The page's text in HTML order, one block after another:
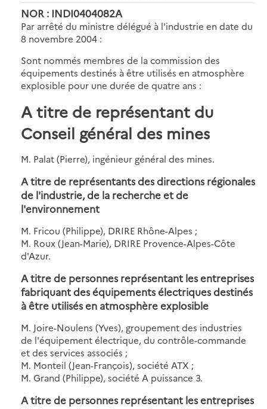
NOR : INDI0404082A
Par arrêté du ministre délégué à l'industrie en date du
8 novembre 2004 :
Sont nommés membres de la commission des
équipements destinés à être utilisés en atmosphère
explosible pour une durée de quatre ans :
A titre de représentant du
Conseil général des mines
M. Palat (Pierre), ingénieur général des mines.
A titre de représentants des directions régionales
de l'industrie, de la recherche et de
l'environnement
M. Fricou (Philippe), DRIRE Rhône-Alpes ;
M. Roux (Jean-Marie), DRIRE Provence-Alpes-Côte
d'Azur.
A titre de personnes représentant les entreprises
fabriquant des équipements électriques destinés
à être utilisés en atmosphère explosible
M. Joire-Noulens (Yves), groupement des industries
de l'équipement électrique, du contrôle-commande
et des services associés ;
M. Monteil (Jean-François), société ATX ;
M. Grand (Philippe), société A puissance 3.
A titre de personnes représentant les entreprises